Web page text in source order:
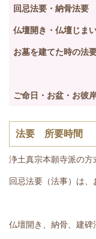
回忌法要・納骨法要
仏壇開き・仏壇じま
お墓を建てた時の法
ご命日・お盆・お彼
法要 所要時間
浄土真宗本願寺派の方
回忌法要（法事）は、
仏壇開き、納骨、建碑